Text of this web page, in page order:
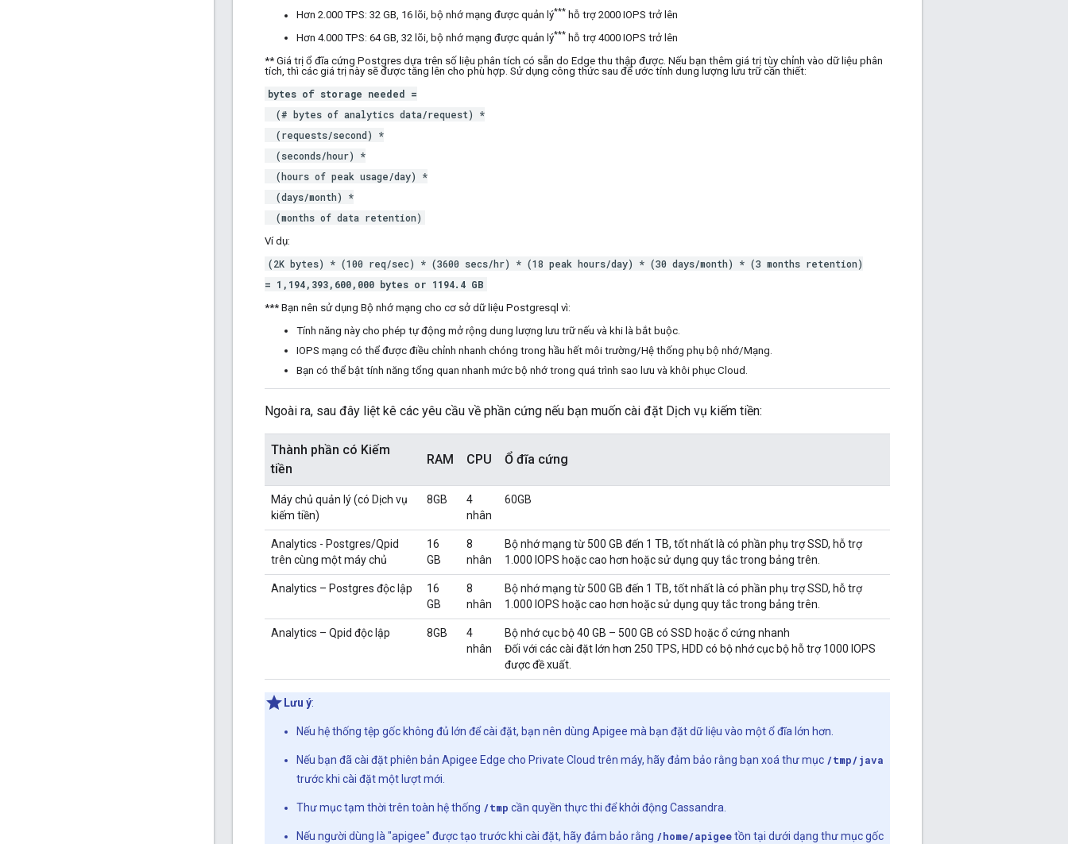
Hơn 2.000 TPS: 32 GB, 16 lõi, bộ nhớ mạng được quản lý*** hỗ trợ 2000 IOPS trở lên
Hơn 4.000 TPS: 64 GB, 32 lõi, bộ nhớ mạng được quản lý*** hỗ trợ 4000 IOPS trở lên
** Giá trị ổ đĩa cứng Postgres dựa trên số liệu phân tích có sẵn do Edge thu thập được. Nếu bạn thêm giá trị tùy chỉnh vào dữ liệu phân
tích, thì các giá trị này sẽ được tăng lên cho phù hợp. Sử dụng công thức sau để ước tính dung lượng lưu trữ cần thiết:
bytes of storage needed =
(# bytes of analytics data/request) *
(requests/second) *
(seconds/hour) *
(hours of peak usage/day) *
(days/month) *
(months of data retention)
Ví dụ:
(2K bytes) * (100 req/sec) * (3600 secs/hr) * (18 peak hours/day) * (30 days/month) * (3 months retention)
= 1,194,393,600,000 bytes or 1194.4 GB
*** Bạn nên sử dụng Bộ nhớ mạng cho cơ sở dữ liệu Postgresql vì:
Tính năng này cho phép tự động mở rộng dung lượng lưu trữ nếu và khi là bắt buộc.
IOPS mạng có thể được điều chỉnh nhanh chóng trong hầu hết môi trường/Hệ thống phụ bộ nhớ/Mạng.
Bạn có thể bật tính năng tổng quan nhanh mức bộ nhớ trong quá trình sao lưu và khôi phục Cloud.
Ngoài ra, sau đây liệt kê các yêu cầu về phần cứng nếu bạn muốn cài đặt Dịch vụ kiếm tiền:
Thành phần có Kiếm
tiền
RAM CPU Ổ đĩa cứng
Máy chủ quản lý (có Dịch vụ
kiếm tiền)
8GB
4
nhân
60GB
Analytics - Postgres/Qpid
trên cùng một máy chủ
16
GB
8
nhân
Bộ nhớ mạng từ 500 GB đến 1 TB, tốt nhất là có phần phụ trợ SSD, hỗ trợ
1.000 IOPS hoặc cao hơn hoặc sử dụng quy tắc trong bảng trên.
Analytics – Postgres độc lập
16
GB
8
nhân
Bộ nhớ mạng từ 500 GB đến 1 TB, tốt nhất là có phần phụ trợ SSD, hỗ trợ
1.000 IOPS hoặc cao hơn hoặc sử dụng quy tắc trong bảng trên.
Analytics – Qpid độc lập 8GB
4
nhân
Bộ nhớ cục bộ 40 GB – 500 GB có SSD hoặc ổ cứng nhanh
Đối với các cài đặt lớn hơn 250 TPS, HDD có bộ nhớ cục bộ hỗ trợ 1000 IOPS
được đề xuất.
Lưu ý:
Nếu hệ thống tệp gốc không đủ lớn để cài đặt, bạn nên dùng Apigee mà bạn đặt dữ liệu vào một ổ đĩa lớn hơn.
Nếu bạn đã cài đặt phiên bản Apigee Edge cho Private Cloud trên máy, hãy đảm bảo rằng bạn xoá thư mục /tmp/java
trước khi cài đặt một lượt mới.
Thư mục tạm thời trên toàn hệ thống /tmp cần quyền thực thi để khởi động Cassandra.
Nếu người dùng là "apigee" được tạo trước khi cài đặt, hãy đảm bảo rằng /home/apigeetồn tại dưới dạng thư mục gốc